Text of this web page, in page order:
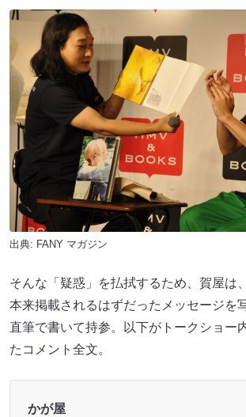
出典: FANY マガジン
そんな「疑惑」を払拭するため、賀屋は
本来掲載されるはずだったメッセージを
直筆で書いて持参。以下がトークショー
たコメント全文。
かが屋